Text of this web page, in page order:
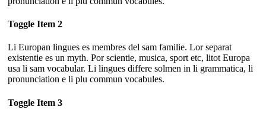
Toggle Item 2
Li Europan lingues es membres del sam familie. Lor separat
existentie es un myth. Por scientie, musica, sport etc, litot Europa
usa li sam vocabular. Li lingues differe solmen in li grammatica, li
pronunciation e li plu commun vocabules.
Toggle Item 3